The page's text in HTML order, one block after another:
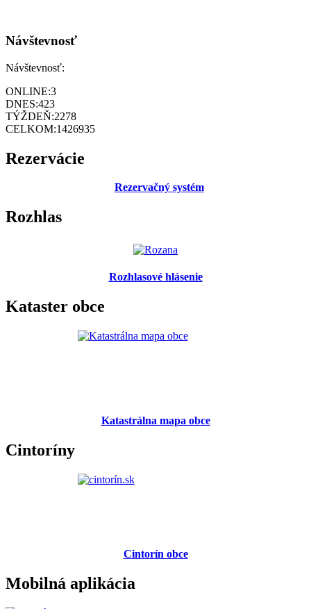
Návštevnosť
Návštevnosť:
ONLINE:3
DNES:423
TÝŽDEŇ:2278
CELKOM:1426935
Rezervácie
Rezervačný systém
Rozhlas
Rozhlasové hlásenie
Kataster obce
Katastrálna mapa obce
Cintoríny
Cintorín obce
Mobilná aplikácia